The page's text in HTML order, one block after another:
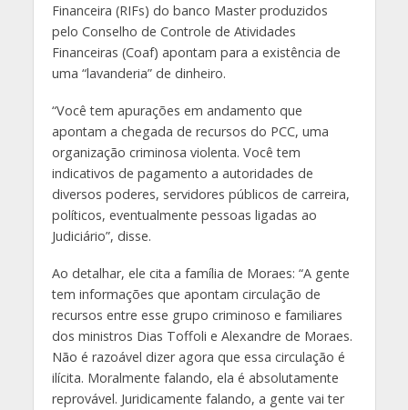
Financeira (RIFs) do banco Master produzidos
pelo Conselho de Controle de Atividades
Financeiras (Coaf) apontam para a existência de
uma “lavanderia” de dinheiro.
“Você tem apurações em andamento que
apontam a chegada de recursos do PCC, uma
organização criminosa violenta. Você tem
indicativos de pagamento a autoridades de
diversos poderes, servidores públicos de carreira,
políticos, eventualmente pessoas ligadas ao
Judiciário”, disse.
Ao detalhar, ele cita a família de Moraes: “A gente
tem informações que apontam circulação de
recursos entre esse grupo criminoso e familiares
dos ministros Dias Toffoli e Alexandre de Moraes.
Não é razoável dizer agora que essa circulação é
ilícita. Moralmente falando, ela é absolutamente
reprovável. Juridicamente falando, a gente vai ter